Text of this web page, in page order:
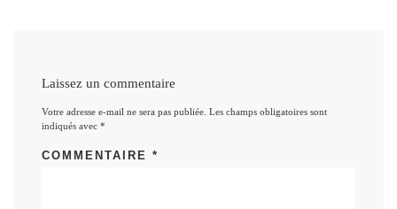
Laissez un commentaire
Votre adresse e-mail ne sera pas publiée. Les champs obligatoires sont
indiqués avec*
COMMENTAIRE*